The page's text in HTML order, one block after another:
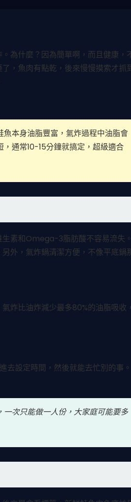
為什麼？因為簡單啊，而且健康，
，魚肉有點乾，後來慢慢摸索才抓
本身油脂豐富，氣炸過程中油脂會
通常10-15分鐘就搞定，超級適合
素和Omega-3脂肪酸不容易流失。
外，氣炸鍋清潔方便，不像平底鍋
炸比油炸減少最多80%的油脂吸收，
去設定時間，然後就能去忙別的事。
次只能做一人份，大家庭可能要多